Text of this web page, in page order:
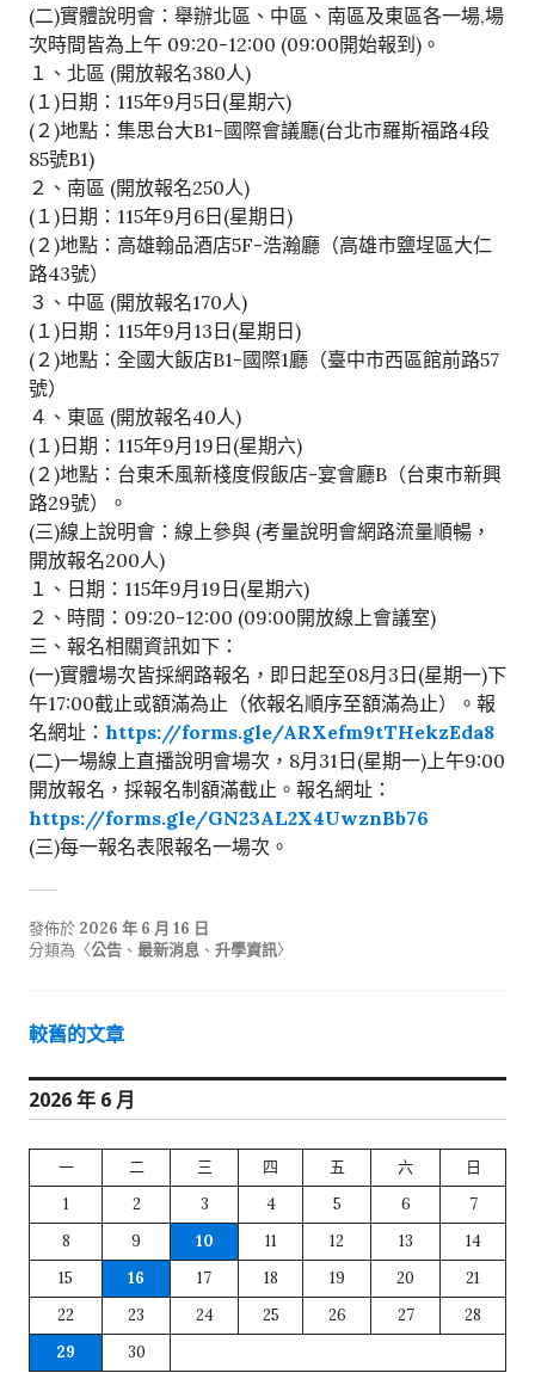
(二)實體說明會：舉辦北區、中區、南區及東區各一場,場
次時間皆為上午 09:20-12:00 (09:00開始報到)。
１、北區 (開放報名380人)
(１)日期：115年9月5日(星期六)
(２)地點：集思台大B1-國際會議廳(台北市羅斯福路4段
85號B1)
２、南區 (開放報名250人)
(１)日期：115年9月6日(星期日)
(２)地點：高雄翰品酒店5F-浩瀚廳（高雄市鹽埕區大仁
路43號）
３、中區 (開放報名170人)
(１)日期：115年9月13日(星期日)
(２)地點：全國大飯店B1-國際1廳（臺中市西區館前路57
號）
４、東區 (開放報名40人)
(１)日期：115年9月19日(星期六)
(２)地點：台東禾風新棧度假飯店-宴會廳B（台東市新興
路29號）。
(三)線上說明會：線上參與 (考量說明會網路流量順暢，
開放報名200人)
１、日期：115年9月19日(星期六)
２、時間：09:20-12:00 (09:00開放線上會議室)
三、報名相關資訊如下：
(一)實體場次皆採網路報名，即日起至08月3日(星期一)下
午17:00截止或額滿為止（依報名順序至額滿為止）。報
名網址： https://forms.gle/ARXefm9tTHekzEda8
(二)一場線上直播說明會場次，8月31日(星期一)上午9:00
開放報名，採報名制額滿截止。報名網址：
https://forms.gle/GN23AL2X4UwznBb76
(三)每一報名表限報名一場次。
發佈於 2026 年 6 月 16 日
分類為〈公告 、 最新消息 、 升學資訊〉
文
章
導
覽
較舊的文章
2026 年 6 月
一 二 三 四 五 六
日
1
2 3 4 5 6
7
8
9 10 11 12 13
14
15
16 17 18 19 20
21
22
23 24 25 26 27
28
29
30